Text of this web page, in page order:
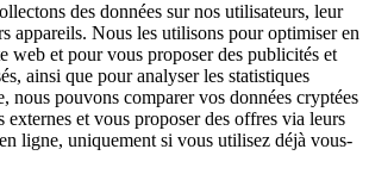
des données sur nos utilisateurs, leur
appareils. Nous les utilisons pour optimiser en
web et pour vous proposer des publicités et
ainsi que pour analyser les statistiques
nous pouvons comparer vos données cryptées
externes et vous proposer des offres via leurs
ligne, uniquement si vous utilisez déjà vous-